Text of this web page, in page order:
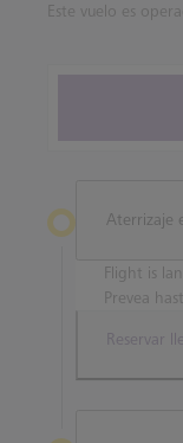
Este vuelo es
Aterrizaje
Flight is
Prevea
Reservar